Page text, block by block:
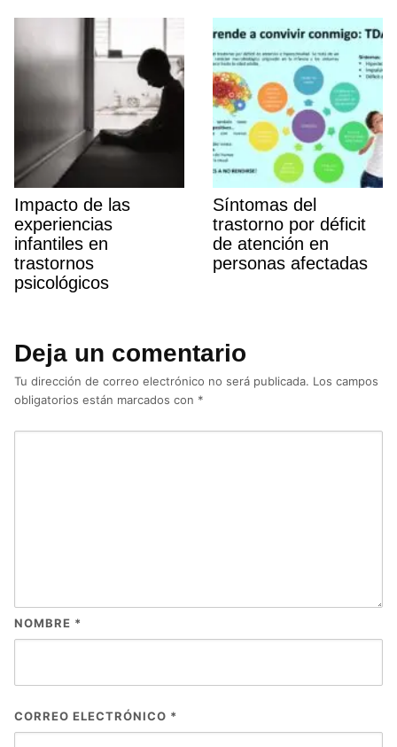
Impacto de las
experiencias
infantiles en
trastornos
psicológicos
Sí­ntomas del
trastorno por déficit
de atención en
personas afectadas
Deja un comentario
Tu dirección de correo electrónico no será publicada. Los campos
obligatorios están marcados con *
NOMBRE *
CORREO ELECTRÓNICO *